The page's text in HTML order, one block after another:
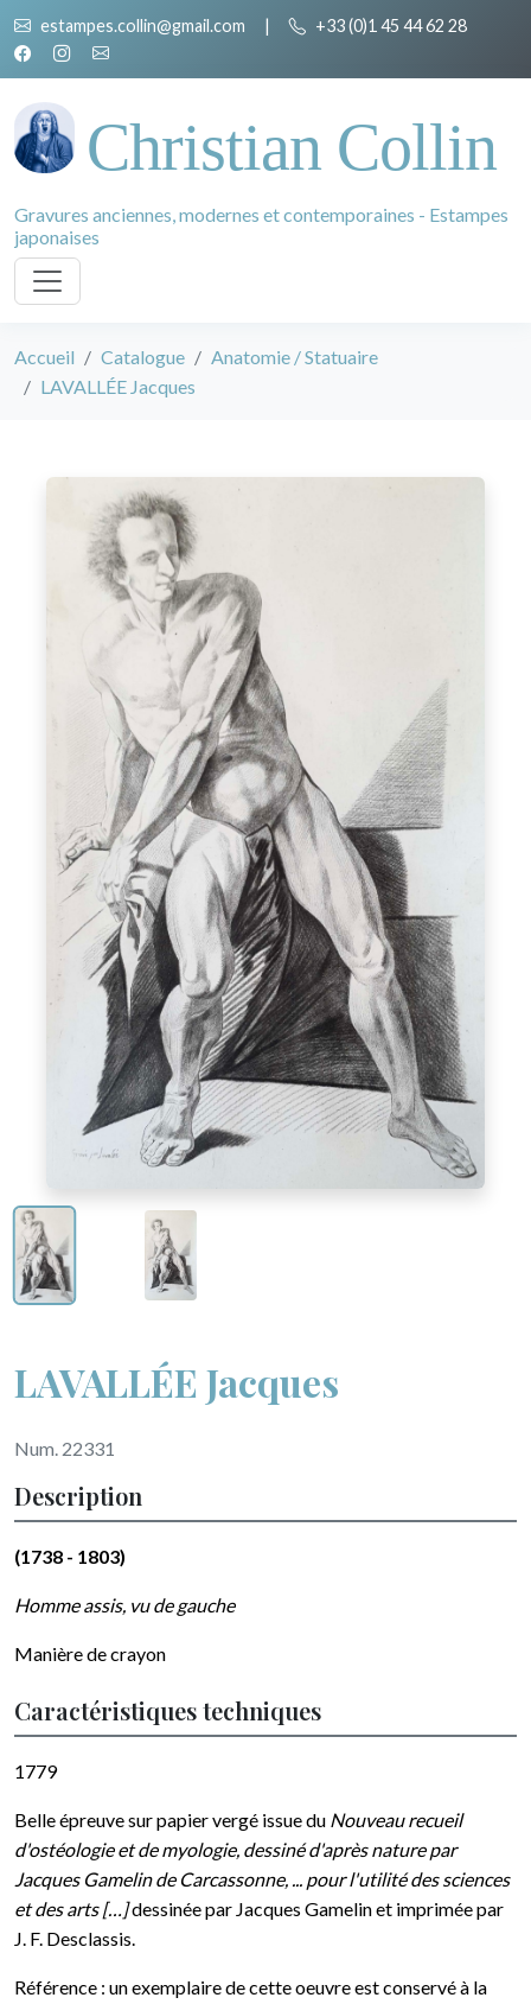
estampes.collin@gmail.com | +33 (0)1 45 44 62 28
Christian Collin
Gravures anciennes, modernes et contemporaines - Estampes
japonaises
Accueil Catalogue
Anatomie / Statuaire
LAVALLÉE Jacques
LAVALLÉE Jacques
Num. 22331
Description
(1738 - 1803)
Homme assis, vu de gauche
Manière de crayon
Caractéristiques techniques
1779
Belle épreuve sur papier vergé issue du Nouveau recueil
d'ostéologie et de myologie, dessiné d'après nature par
Jacques Gamelin de Carcassonne, ... pour l'utilité des sciences
et des arts […]dessinée par Jacques Gamelin et imprimée par
J. F. Desclassis.
Référence : un exemplaire de cette oeuvre est conservé à la